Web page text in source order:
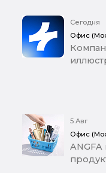
Сегодня
Офис
5 Авг
Офис